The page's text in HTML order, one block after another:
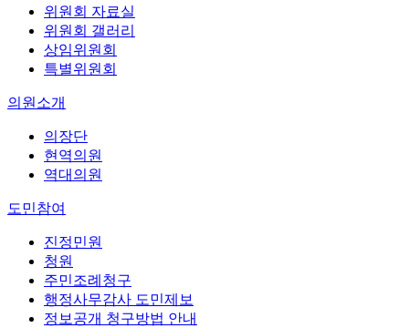
위원회 자료실
위원회 갤러리
상임위원회
특별위원회
의원소개
의장단
현역의원
역대의원
도민참여
진정민원
청원
주민조례청구
행정사무감사 도민제보
정보공개 청구방법 안내